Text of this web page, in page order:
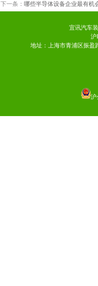
下一条：哪些半导体设备企业最有机
宜讯汽车
沪
地址：上海市青浦区振
沪